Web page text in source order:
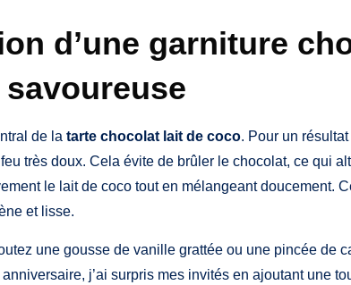
d’une garniture
de la tarte chocolat lait de coco. Pour un
très doux. Cela évite de brûler le chocolat, ce qui
le lait de coco tout en mélangeant doucement.
et lisse.
une gousse de vanille grattée ou une pincée de
j’ai surpris mes invités en ajoutant une